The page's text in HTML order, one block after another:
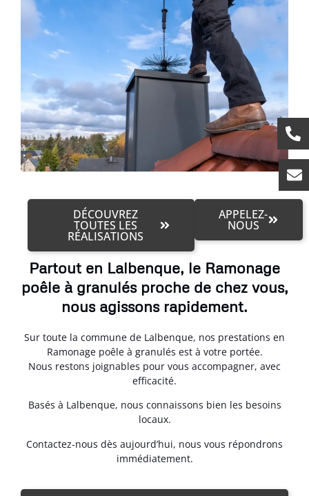
DÉCOUVREZ
TOUTES LES
RÉALISATIONS
APPELEZ-
NOUS
Partout en Lalbenque, le Ramonage
poêle à granulés proche de chez vous,
nous agissons rapidement.
Sur toute la commune de Lalbenque, nos prestations en
Ramonage poêle à granulés est à votre portée.
Nous restons joignables pour vous accompagner, avec
efficacité.
Basés à Lalbenque, nous connaissons bien les besoins
locaux.
Contactez-nous dès aujourd’hui, nous vous répondrons
immédiatement.